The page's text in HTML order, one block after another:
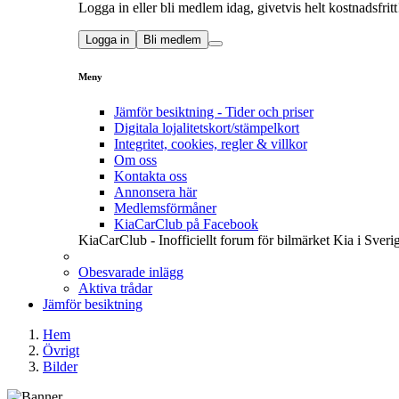
Logga in eller bli medlem idag, givetvis helt
Logga in Bli medlem
Meny
Jämför besiktning - Tider och priser
Digitala lojalitetskort/stämpelkort
Integritet, cookies, regler & villkor
Om oss
Kontakta oss
Annonsera här
Medlemsförmåner
KiaCarClub på Facebook
KiaCarClub - Inofficiellt forum för bilmärket Kia i
Obesvarade inlägg
Aktiva trådar
Jämför besiktning
Hem
Övrigt
Bilder